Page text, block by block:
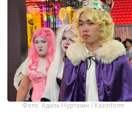
Фото: Адиль Нуртазин / Kazinform